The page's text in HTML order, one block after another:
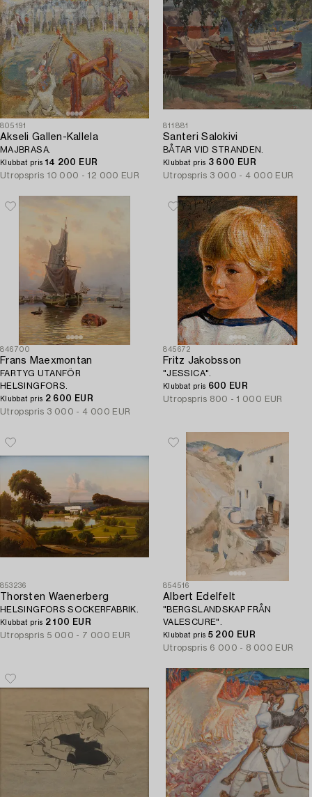
805191
Akseli Gallen-Kallela
MAJBRASA.
Klubbat pris 14 200 EUR
Utropspris 10 000 - 12 000 EUR
811881
Santeri Salokivi
BÅTAR VID STRANDEN.
Klubbat pris 3 600 EUR
Utropspris 3 000 - 4 000 EUR
846700
Frans Maexmontan
FARTYG UTANFÖR
HELSINGFORS.
Klubbat pris 2 600 EUR
Utropspris 3 000 - 4 000 EUR
845672
Fritz Jakobsson
"JESSICA".
Klubbat pris 600 EUR
Utropspris 800 - 1 000 EUR
853236
Thorsten Waenerberg
HELSINGFORS SOCKERFABRIK.
Klubbat pris 2 100 EUR
Utropspris 5 000 - 7 000 EUR
854516
Albert Edelfelt
"BERGSLANDSKAP FRÅN
VALESCURE".
Klubbat pris 5 200 EUR
Utropspris 6 000 - 8 000 EUR